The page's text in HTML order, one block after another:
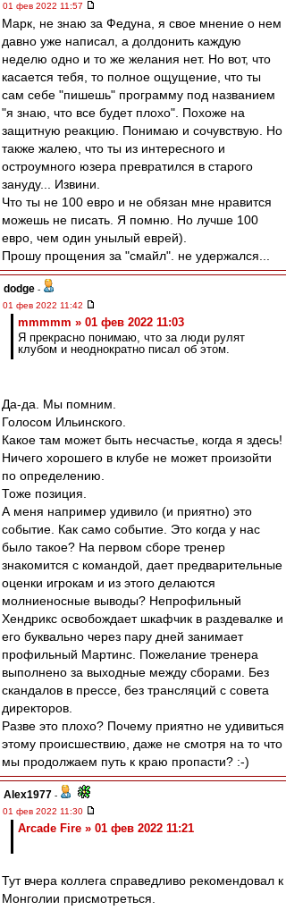
01 фев 2022 11:57
Марк, не знаю за Федуна, я свое мнение о нем
давно уже написал, а долдонить каждую
неделю одно и то же желания нет. Но вот, что
касается тебя, то полное ощущение, что ты
сам себе "пишешь" программу под названием
"я знаю, что все будет плохо". Похоже на
защитную реакцию. Понимаю и сочувствую. Но
также жалею, что ты из интересного и
остроумного юзера превратился в старого
зануду... Извини.
Что ты не 100 евро и не обязан мне нравится
можешь не писать. Я помню. Но лучше 100
евро, чем один унылый еврей).
Прошу прощения за "смайл". не удержался...
dodge -
01 фев 2022 11:42
mmmmm » 01 фев 2022 11:03
Я прекрасно понимаю, что за люди рулят
клубом и неоднократно писал об этом.
Да-да. Мы помним.
Голосом Ильинского.
Какое там может быть несчастье, когда я здесь!
Ничего хорошего в клубе не может произойти
по определению.
Тоже позиция.
А меня например удивило (и приятно) это
событие. Как само событие. Это когда у нас
было такое? На первом сборе тренер
знакомится с командой, дает предварительные
оценки игрокам и из этого делаются
молниеносные выводы? Непрофильный
Хендрикс освобождает шкафчик в раздевалке и
его буквально через пару дней занимает
профильный Мартинс. Пожелание тренера
выполнено за выходные между сборами. Без
скандалов в прессе, без трансляций с совета
директоров.
Разве это плохо? Почему приятно не удивиться
этому происшествию, даже не смотря на то что
мы продолжаем путь к краю пропасти? :-)
Alex1977 -
01 фев 2022 11:30
Arcade Fire » 01 фев 2022 11:21
Тут вчера коллега справедливо рекомендовал к
Монголии присмотреться.